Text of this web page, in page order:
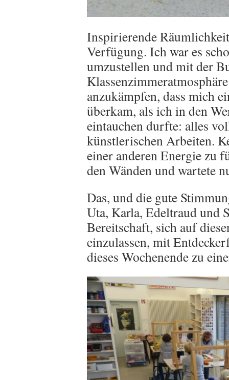
Inspirierende
Verfügung. Ich war es
umzustellen und mit der
anzukämpfen, dass mich
überkam, als ich in den
eintauchen durfte: alles
künstlerischen Arbeiten.
einer anderen Energie zu
den Wänden und wartete
Das, und die gute
Uta, Karla, Edeltraud und
Bereitschaft, sich auf
einzulassen, mit
dieses Wochenende zu